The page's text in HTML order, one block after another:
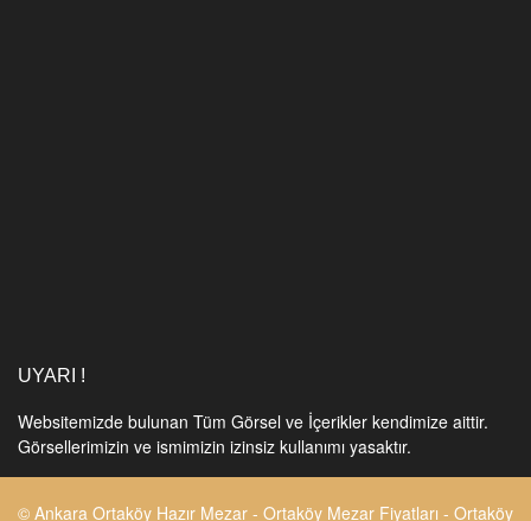
UYARI !
Websitemizde bulunan Tüm Görsel ve İçerikler kendimize aittir.
Görsellerimizin ve ismimizin izinsiz kullanımı yasaktır.
© Ankara Ortaköy Hazır Mezar - Ortaköy Mezar Fiyatları - Ortaköy